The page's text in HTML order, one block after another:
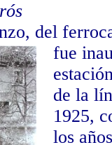
del
fue
de la
1925,
los